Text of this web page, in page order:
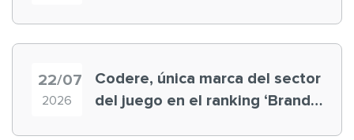
22/07
2026
Codere, única marca del sector
del juego en el ranking ‘Brand